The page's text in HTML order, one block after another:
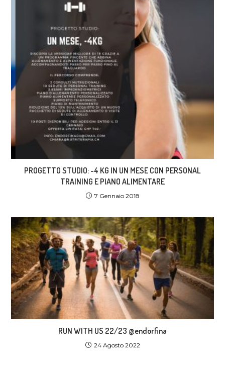
PROGETTO STUDIO: -4 KG IN UN MESE CON PERSONAL
TRAINING E PIANO ALIMENTARE
7 Gennaio 2018
RUN WITH US 22/23 @endorfina
24 Agosto 2022